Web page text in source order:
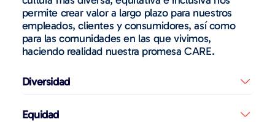
permite crear valor a largo plazo para nuestros
empleados, clientes y consumidores, así como
para las comunidades en las que vivimos,
haciendo realidad nuestra promesa CARE.
Diversidad
Equidad